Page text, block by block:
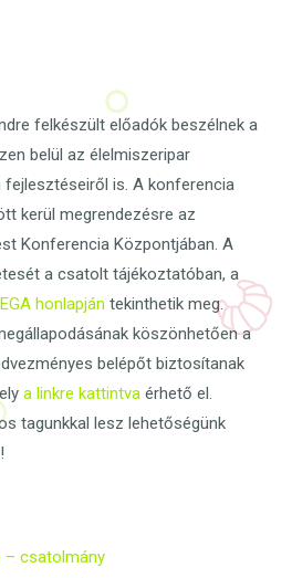
felkészült előadók beszélnek a
belül az élelmiszeripar
is. A konferencia
kerül megrendezésre az
Konferencia Központjában. A
a csatolt tájékoztatóban, a
honlapján tekinthetik meg.
köszönhetően a
belépőt biztosítanak
a linkre kattintva érhető el.
tagunkkal lesz lehetőségünk
– csatolmány